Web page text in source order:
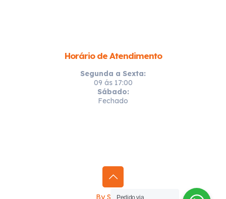
Horário de Atendimento
Segunda a Sexta:
09 ás 17:00
Sábado:
Fechado
By SprintyPedido via